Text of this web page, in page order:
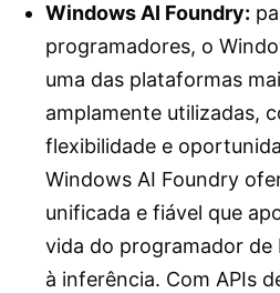
Windows AI Foundry:
programadores, o
uma das plataformas
amplamente utilizadas,
flexibilidade e
Windows AI Foundry
unificada e fiável que
vida do programador
à inferência. Com APIs